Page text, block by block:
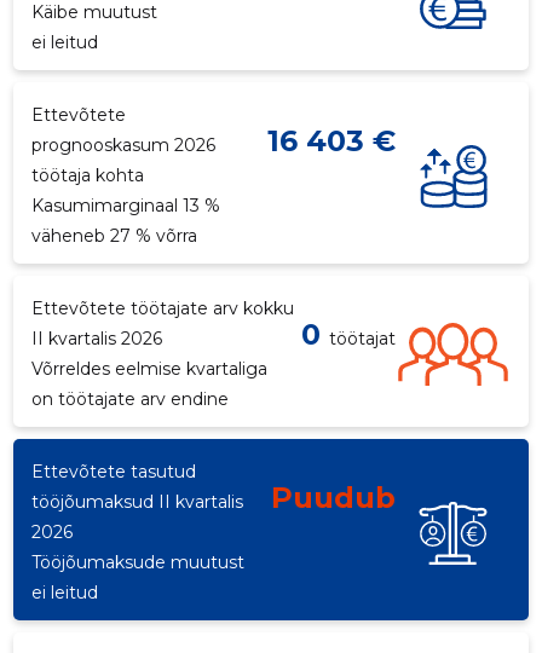
Käibe muutust
ei leitud
Ettevõtete
prognooskasum 2026
töötaja kohta
16 403 €
Kasumimarginaal 13 %
väheneb 27 % võrra
Ettevõtete töötajate arv kokku
II kvartalis 2026
0 töötajat
Võrreldes eelmise kvartaliga
on töötajate arv endine
Ettevõtete tasutud
tööjõumaksud II kvartalis
2026
Puudub
Tööjõumaksude muutust
ei leitud